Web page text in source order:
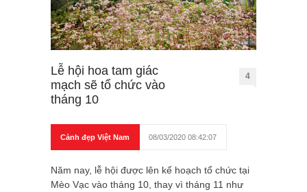
Lễ hội hoa tam giác
mạch sẽ tổ chức vào
tháng 10
4
Cảnh đẹp Việt Nam 08/03/2020 08:42:07
Năm nay, lễ hội được lên kế hoạch tổ chức tại
Mèo Vạc vào tháng 10, thay vì tháng 11 như